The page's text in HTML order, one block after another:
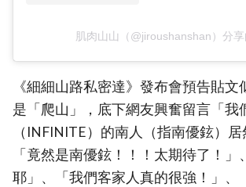
肌肉山山（@jiroushanshan）分
《細細山路私密達》發布會預告貼文
是「爬山」，底下網友興奮留言「我
（INFINITE）的南人（指南優鉉）居
「竟然是南優鉉！！！太期待了！」
耶」、「我們客家人真的很強！」、